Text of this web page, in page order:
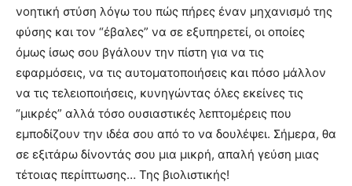
νοητική στύση λόγω του πώς πήρες έναν μηχανισμό της
φύσης και τον “έβαλες” να σε εξυπηρετεί, οι οποίες
όμως ίσως σου βγάλουν την πίστη για να τις
εφαρμόσεις, να τις αυτοματοποιήσεις και πόσο μάλλον
να τις τελειοποιήσεις, κυνηγώντας όλες εκείνες τις
“μικρές” αλλά τόσο ουσιαστικές λεπτομέρεις που
εμποδίζουν την ιδέα σου από το να δουλέψει. Σήμερα, θα
σε εξιτάρω δίνοντάς σου μια μικρή, απαλή γεύση μιας
τέτοιας περίπτωσης… Της βιολιστικής!